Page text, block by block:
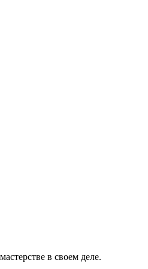
в своем деле.